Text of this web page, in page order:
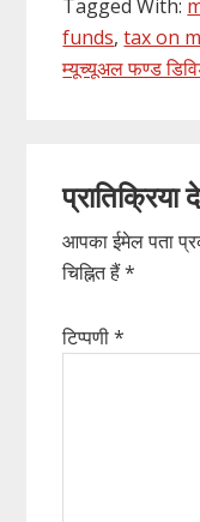
Tagged With:
funds,tax on
म्यूच्यूअल फण्ड
प्रातिक्रिया दे
आपका ईमेल पता
चिह्नित हैं*
टिप्पणी*